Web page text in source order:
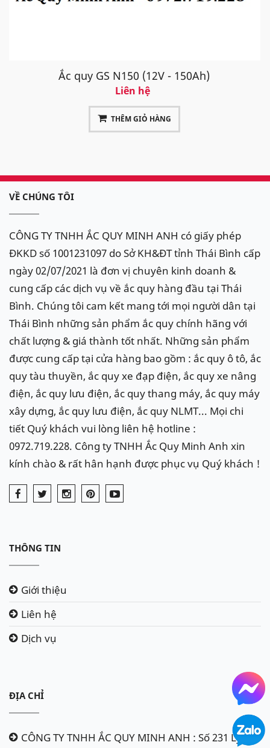
Ắc quy GS N150 (12V - 150Ah)
Liên hệ
THÊM GIỎ HÀNG
VỀ CHÚNG TÔI
CÔNG TY TNHH ẮC QUY MINH ANH có giấy phép
ĐKKD số 1001231097 do Sở KH&ĐT tỉnh Thái Bình cấp
ngày 02/07/2021 là đơn vị chuyên kinh doanh &
cung cấp các dịch vụ về ắc quy hàng đầu tại Thái
Bình. Chúng tôi cam kết mang tới mọi người dân tại
Thái Bình những sản phẩm ắc quy chính hãng với
chất lượng & giá thành tốt nhất. Những sản phẩm
được cung cấp tại cửa hàng bao gồm : ắc quy ô tô, ắc
quy tàu thuyền, ắc quy xe đạp điện, ắc quy xe nâng
điện, ắc quy lưu điện, ắc quy thang máy, ắc quy máy
xây dựng, ắc quy lưu điện, ắc quy NLMT... Mọi chi
tiết Quý khách vui lòng liên hệ hotline :
0972.719.228. Công ty TNHH Ắc Quy Minh Anh xin
kính chào & rất hân hạnh được phục vụ Quý khách !
THÔNG TIN
Giới thiệu
Liên hệ
Dịch vụ
ĐỊA CHỈ
CÔNG TY TNHH ẮC QUY MINH ANH : Số 231 Lý